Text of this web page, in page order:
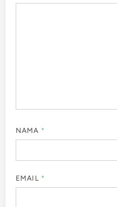
NAMA *
EMAIL *